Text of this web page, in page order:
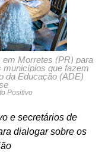
Morretes (PR) para
municípios que fazem
da Educação (ADE)
Positivo
e secretários de
dialogar sobre os